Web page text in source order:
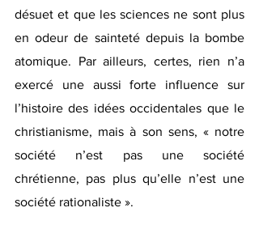
désuet et que les sciences ne sont plus
en odeur de sainteté depuis la bombe
atomique. Par ailleurs, certes, rien n’a
exercé une aussi forte influence sur
l’histoire des idées occidentales que le
christianisme, mais à son sens, « notre
société n’est pas une société
chrétienne, pas plus qu’elle n’est une
société rationaliste ».